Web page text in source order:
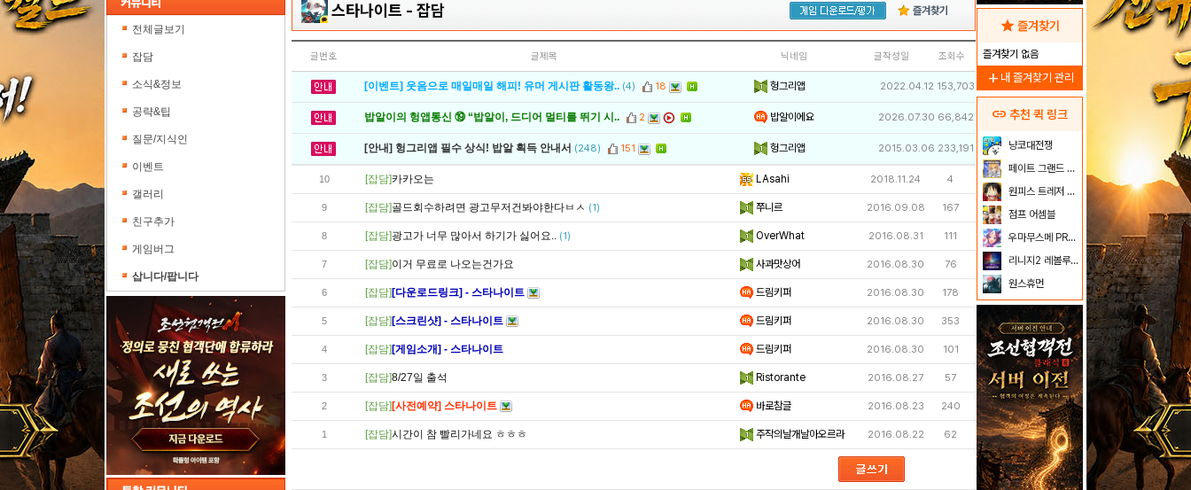
전체글보기
잡담
소식&정보
공략&팁
질문/지식인
이벤트
갤러리
친구추가
게임버그
삽니다/팝니다
스타나이트 - 잡담 즐겨찾기
글번호 글제목 닉네임 글작성일 조회수
[이벤트] 웃음으로 매일매일 해피! 유머 게시판 활동왕.. (4) 18 헝그리앱 2022.04.12 153,703
밥알이의 헝앱통신 ⑲ “밥알이, 드디어 멀티를 뛰기 시.. 2 밥알이에요 2026.07.30 66,842
[안내] 헝그리앱 필수 상식! 밥알 획득 안내서 (248) 151 헝그리앱 2015.03.06 233,191
10 [잡담]카카오는 LAsahi 2018.11.24 4
9 [잡담]골드회수하려면 광고무저건봐야한다ㅂㅅ (1) 쭈니르 2016.09.08 167
8 [잡담]광고가 너무 많아서 하기가 싫어요.. (1) OverWhat 2016.08.31 111
7 [잡담]이거 무료로 나오는건가요 사과맛상어 2016.08.30 76
6 [잡담] [다운로드링크] - 스타나이트 드림키퍼 2016.08.30 178
5 [잡담] [스크린샷] - 스타나이트 드림키퍼 2016.08.30 353
4 [잡담] [게임소개] - 스타나이트 드림키퍼 2016.08.30 101
3 [잡담]8/27일 출석 Ristorante 2016.08.27 57
2 [잡담] [사전예약] 스타나이트 바로참글 2016.08.23 240
1 [잡담]시간이 참 빨리가네요 ㅎㅎㅎ 주작의날개날아오르라 2016.08.22 62
star 즐겨찾기
즐겨찾기 없음
add 내 즐겨찾기 관리
link 추천 퀵 링크
냥코대전쟁
페이트 그랜드 오더
원피스 트레저 크루즈
점프 어셈블
우마무스메 PRETTY DERBY
리니지2 레볼루션
원스휴먼